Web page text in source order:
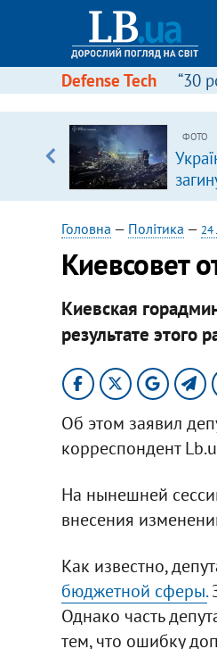
Defense Tech “30
ФОТО
удар
Головна — Політика — 24
Киевсовет
Киевская
результате этого
Об этом заявил
корреспондент
На нынешней
внесения
Как известно,
бюджетной сферы.
Однако часть
тем, что ошибку